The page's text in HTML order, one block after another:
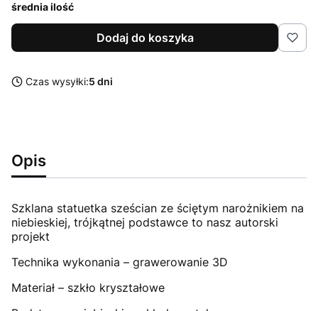
średnia ilość
Dodaj do koszyka
Czas wysyłki:5 dni
Opis
Szklana statuetka sześcian ze ściętym narożnikiem na
niebieskiej, trójkątnej podstawce to nasz autorski
projekt
Technika wykonania – grawerowanie 3D
Materiał – szkło kryształowe